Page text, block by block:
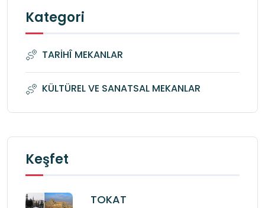
Kategori
TARİHÎ MEKANLAR
KÜLTÜREL VE SANATSAL MEKANLAR
Keşfet
TOKAT